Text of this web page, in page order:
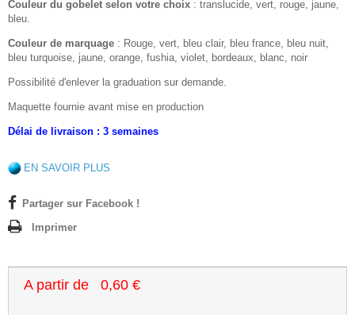
Couleur du gobelet selon votre choix : translucide, vert, rouge, jaune,
bleu.
Couleur de marquage : Rouge, vert, bleu clair, bleu france, bleu nuit,
bleu turquoise, jaune, orange, fushia, violet, bordeaux, blanc, noir
Possibilité d'enlever la graduation sur demande.
Maquette fournie avant mise en production
Délai de livraison : 3 semaines
EN SAVOIR PLUS
Partager sur Facebook !
Imprimer
A partir de 0,60 €